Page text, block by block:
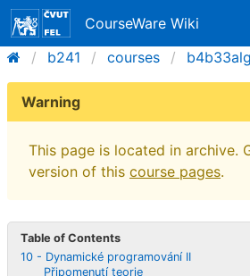
CourseWare Wiki
b241
courses b4b33alg
Warning
This page is located in archive.
version of this course pages.
Table of Contents
10 - Dynamické programování II
Připomenutí teorie